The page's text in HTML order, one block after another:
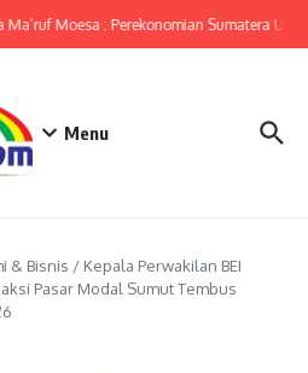
Ma’ruf Moesa : Perekonomian Sumatera
Menu
& Bisnis / Kepala Perwakilan BEI
Pasar Modal Sumut Tembus